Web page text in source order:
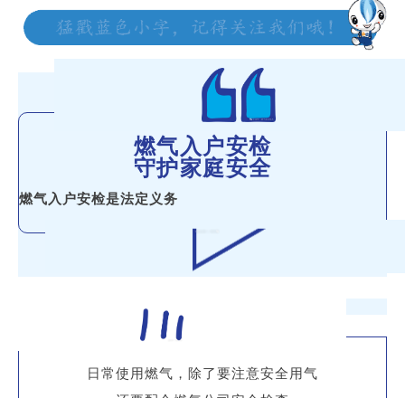
燃气入户安检
守护家庭安全
燃气入户安检是法定义务
日常使用燃气，除了要注意安全用气